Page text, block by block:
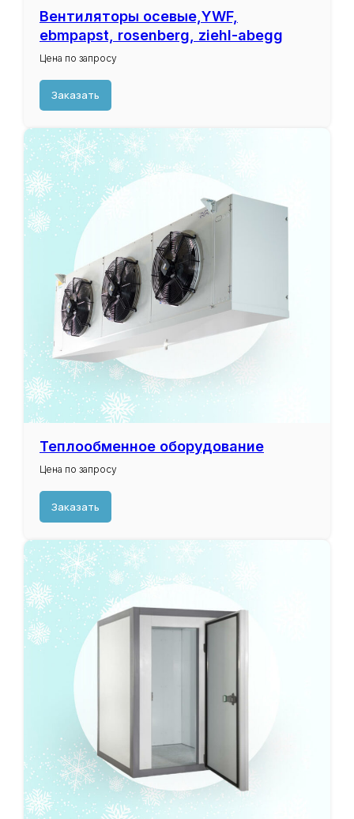
Вентиляторы осевые,YWF,
ebmpapst, rosenberg, ziehl-abegg
Цена по запросу
Заказать
Теплообменное оборудование
Цена по запросу
Заказать